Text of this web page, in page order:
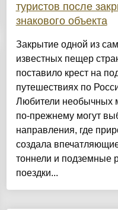
туристов после
знакового объекта
Закрытие одной из
известных пещер
поставило крест на
путешествиях по
Любители необычных
по-прежнему могут
направления, где
создала
тоннели и подземные
поездки...